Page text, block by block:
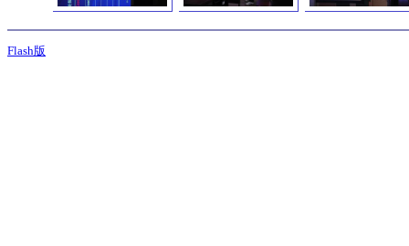
Flash版